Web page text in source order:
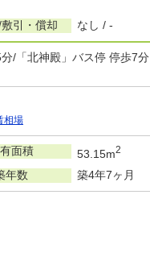
引・償却 なし / -
/「北神殿」バス停 停歩7分
相場
面積 53.15m2
年数 築4年7ヶ月